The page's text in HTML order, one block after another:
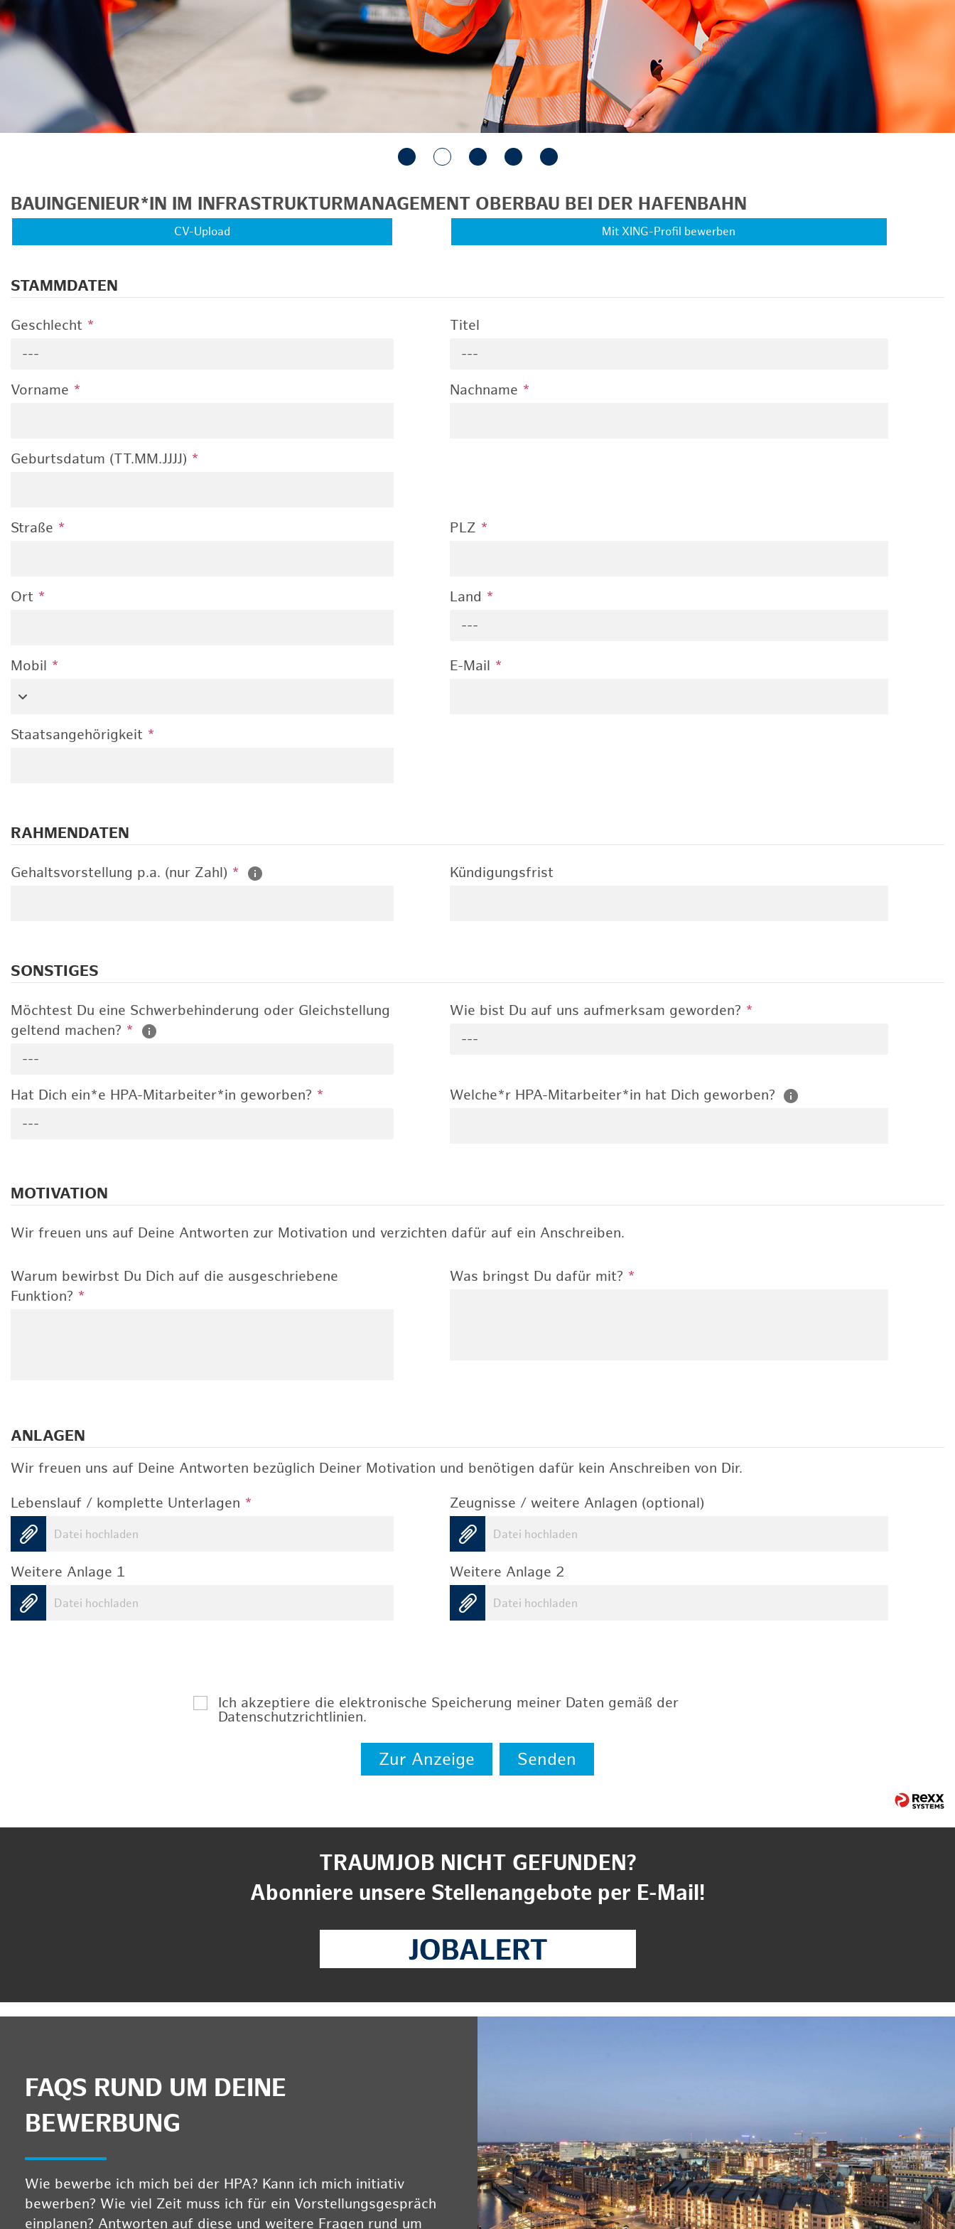
anzeigen/schließen
BAUINGENIEUR*IN IM INFRASTRUKTURMANAGEMENT OBERBAU BEI DER HAFENBAHN
CV-Upload Mit XING-Profil bewerben
STAMMDATEN
Geschlecht *
---
Titel
---
Vorname * Nachname *
Geburtsdatum (TT.MM.JJJJ) *
Straße * PLZ *
Ort * Land *
---
Mobil * E-Mail *
Staatsangehörigkeit *
RAHMENDATEN
Gehaltsvorstellung p.a. (nur Zahl) * Kündigungsfrist
SONSTIGES
Möchtest Du eine Schwerbehinderung oder Gleichstellung
geltend machen? *
---
Wie bist Du auf uns aufmerksam geworden? *
---
Hat Dich ein*e HPA-Mitarbeiter*in geworben? *
---
Welche*r HPA-Mitarbeiter*in hat Dich geworben?
MOTIVATION
Wir freuen uns auf Deine Antworten zur Motivation und verzichten dafür auf ein Anschreiben.
Warum bewirbst Du Dich auf die ausgeschriebene
Funktion? *
Was bringst Du dafür mit? *
ANLAGEN
Wir freuen uns auf Deine Antworten bezüglich Deiner Motivation und benötigen dafür kein Anschreiben von Dir.
Lebenslauf / komplette Unterlagen *
Datei hochladen
Zeugnisse / weitere Anlagen (optional)
Datei hochladen
Weitere Anlage 1
Datei hochladen
Weitere Anlage 2
Datei hochladen
Ich akzeptiere die elektronische Speicherung meiner Daten gemäß der
Datenschutzrichtlinien.
Zur Anzeige Senden
TRAUMJOB NICHT GEFUNDEN?
Abonniere unsere Stellenangebote per E-Mail!
FAQS RUND UM DEINE
BEWERBUNG
Wie bewerbe ich mich bei der HPA? Kann ich mich initiativ
bewerben? Wie viel Zeit muss ich für ein Vorstellungsgespräch
einplanen? Antworten auf diese und weitere Fragen rund um